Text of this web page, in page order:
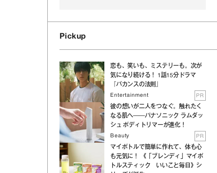
Pickup
恋も、笑いも、ミステリーも。次が
気になり続ける！ 1話15分ドラマ
『バカンスの法則』
Entertainment PR
彼の想いが二人をつなぐ。触れたく
なる肌へ──パナソニック ラムダッ
シュ ボディトリマーが進化！
Beauty PR
マイボトルで簡単に作れて、体も心
も元気に！ 《「ブレンディ」マイボ
トルスティック いいこと毎日》シ